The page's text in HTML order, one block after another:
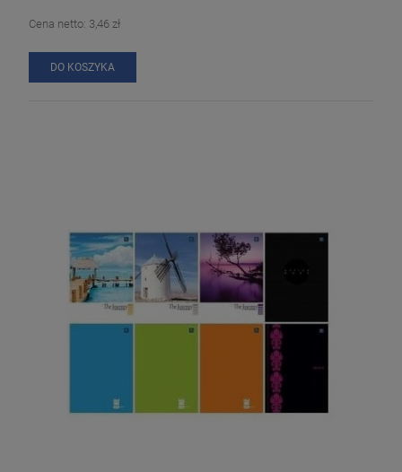
Cena netto: 3,46 zł
DO KOSZYKA